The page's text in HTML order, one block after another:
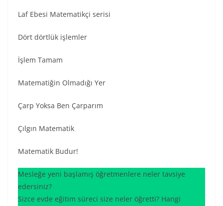
Laf Ebesi Matematikçi serisi
Dört dörtlük işlemler
İşlem Tamam
Matematiğin Olmadığı Yer
Çarp Yoksa Ben Çarparım
Çılgın Matematik
Matematik Budur!
Mesleğe yeni başlamış öğretmenlere neler tavsiye
edersiniz?
Sizce evde eğitim süreci size neler öğretti? Hangi